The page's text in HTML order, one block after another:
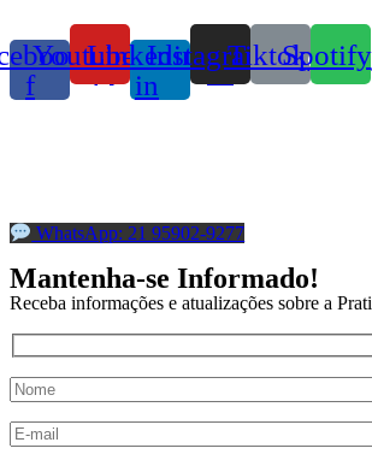
f
YoutubeLinkedin-
in
InstagramTiktokSpotify
WhatsApp: 21 95902-9277
Mantenha-se Informado!
Receba informações e atualizações sobre a